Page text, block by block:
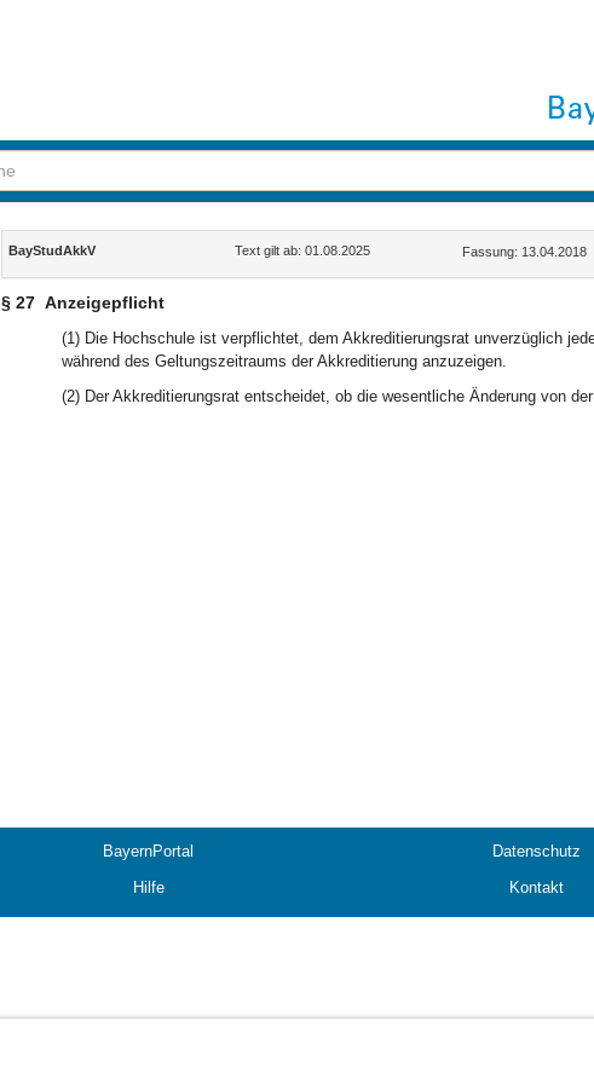
Inhalt
BayStudAkkV Text gilt ab: 01.08.2025 Fassung: 13.04.2018
§ 27 Anzeigepflicht
(1) Die Hochschule ist verpflichtet, dem Akkreditierungsrat unverzüglich
während des Geltungszeitraums der Akkreditierung anzuzeigen.
(2) Der Akkreditierungsrat entscheidet, ob die wesentliche Änderung von
BayernPortal Datenschutz
Hilfe Kontakt